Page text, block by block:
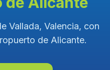
Vallada, Valencia, con
de Alicante.